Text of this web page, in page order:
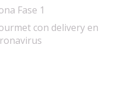
Fase 1
con delivery en